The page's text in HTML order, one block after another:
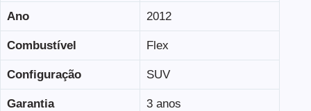
Ano 2012
Combustível Flex
Configuração SUV
Garantia 3 anos